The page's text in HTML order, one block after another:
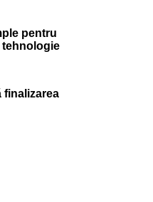
pentru
finalizarea